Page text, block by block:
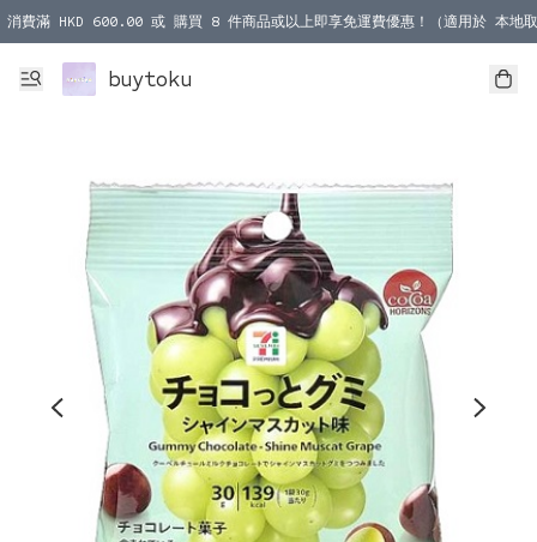
消費滿 HKD 600.00 或 購買 8 件商品或以上即享免運費優惠！（適用於 本地
消費滿 HKD 1000.00 或 購買 100 件商品或以上即享免運費優惠！（適用於
buytoku